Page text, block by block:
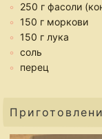
250 г фасоли
150 г моркови
150 г лука
соль
перец